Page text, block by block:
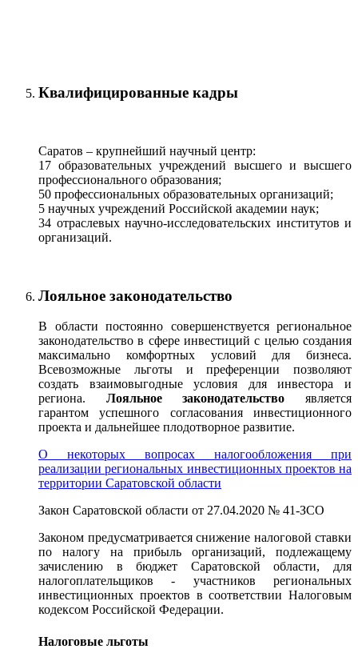
Квалифицированные кадры
Саратов – крупнейший научный центр:
17 образовательных учреждений высшего и высшего
профессионального образования;
50 профессиональных образовательных организаций;
5 научных учреждений Российской академии наук;
34 отраслевых научно-исследовательских институтов и
организаций.
Лояльное законодательство
В области постоянно совершенствуется региональное
законодательство в сфере инвестиций с целью создания
максимально комфортных условий для бизнеса.
Всевозможные льготы и преференции позволяют
создать взаимовыгодные условия для инвестора и
региона. Лояльное законодательство является
гарантом успешного согласования инвестиционного
проекта и дальнейшее плодотворное развитие.
О некоторых вопросах налогообложения при
реализации региональных инвестиционных проектов на
территории Саратовской области
Закон Саратовской области от 27.04.2020 № 41-ЗСО
Законом предусматривается снижение налоговой ставки
по налогу на прибыль организаций, подлежащему
зачислению в бюджет Саратовской области, для
налогоплательщиков - участников региональных
инвестиционных проектов в соответствии Налоговым
кодексом Российской Федерации.
Налоговые льготы